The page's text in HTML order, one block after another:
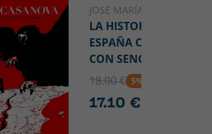
JOSÉ MARÍA PEMÁN
LA HISTORIA DE
ESPAÑA CONTADA
CON SENCILLEZ
18.00 € 5% DTO
17.10 €